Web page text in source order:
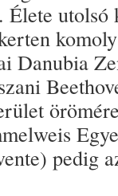
Danubia
pedig